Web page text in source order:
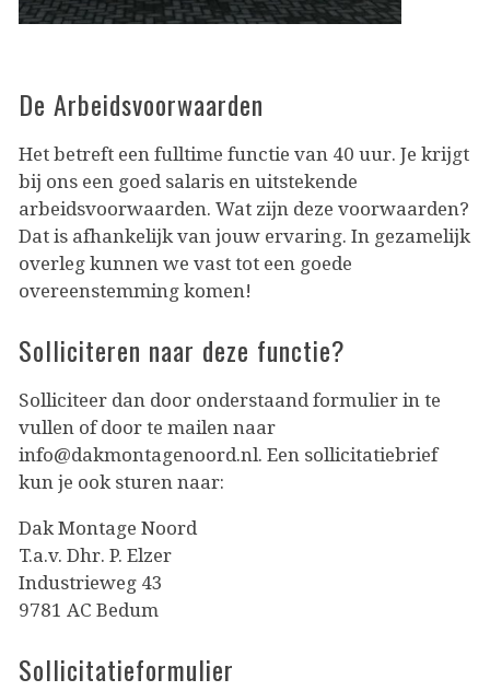
De Arbeidsvoorwaarden
Het betreft een fulltime functie van 40 uur. Je krijgt
bij ons een goed salaris en uitstekende
arbeidsvoorwaarden. Wat zijn deze voorwaarden?
Dat is afhankelijk van jouw ervaring. In gezamelijk
overleg kunnen we vast tot een goede
overeenstemming komen!
Solliciteren naar deze functie?
Solliciteer dan door onderstaand formulier in te
vullen of door te mailen naar
info@dakmontagenoord.nl. Een sollicitatiebrief
kun je ook sturen naar:
Dak Montage Noord
T.a.v. Dhr. P. Elzer
Industrieweg 43
9781 AC Bedum
Sollicitatieformulier